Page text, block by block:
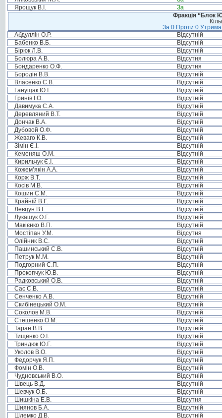
Ярощук В.І.
За
Фракція “Блок
За:0 Проти:0
Абдуллін О.Р.
Відсутній
Бабенко В.Б.
Відсутній
Бірюк Л.В.
Відсутній
Болюра А.В.
Відсутня
Бондаренко О.Ф.
Відсутня
Бородін В.В.
Відсутній
Власенко С.В.
Відсутній
Ганущак Ю.І.
Відсутній
Гринів І.О.
Відсутній
Давимука С.А.
Відсутній
Деревляний В.Т.
Відсутній
Дончак В.А.
Відсутній
Дубовой О.Ф.
Відсутній
Жеваго К.В.
Відсутній
Зімін Є.І.
Відсутній
Кеменяш О.М.
Відсутній
Кирильчук Є.І.
Відсутній
Кожем’якін А.А.
Відсутній
Корж В.Т.
Відсутній
Косів М.В.
Відсутній
Кошин С.М.
Відсутній
Крайній В.Г.
Відсутній
Левцун В.І.
Відсутній
Лукашук О.Г.
Відсутній
Макієнко В.П.
Відсутній
Мостіпан У.М.
Відсутня
Олійник В.С.
Відсутній
Пашинський С.В.
Відсутній
Петрук М.М.
Відсутній
Подгорний С.П.
Відсутній
Прокопчук Ю.В.
Відсутній
Радковський О.В.
Відсутній
Сас С.В.
Відсутній
Сенченко А.В.
Відсутній
Скибінецький О.М.
Відсутній
Соколов М.В.
Відсутній
Стешенко О.М.
Відсутній
Таран В.В.
Відсутній
Тищенко О.І.
Відсутній
Триндюк Ю.Г.
Відсутній
Уколов В.О.
Відсутній
Федорчук Я.П.
Відсутній
Фомін О.В.
Відсутній
Чудновський В.О.
Відсутній
Швець В.Д.
Відсутній
Шевчук О.Б.
Відсутній
Шишкіна Е.В.
Відсутня
Шиянов Б.А.
Відсутній
Шлемко Д.В.
Відсутній